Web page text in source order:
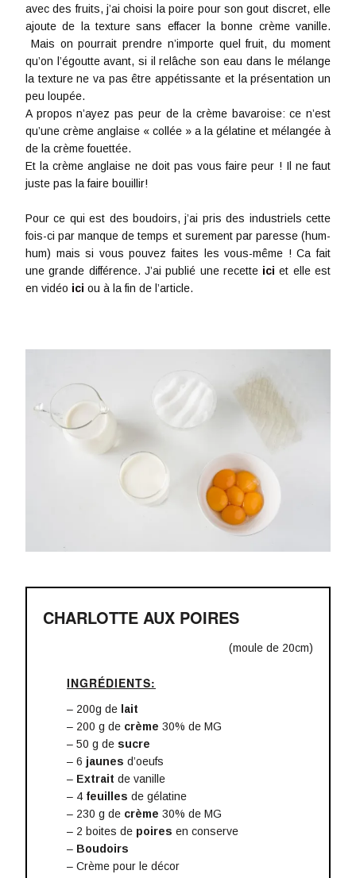
avec des fruits, j’ai choisi la poire pour son gout discret, elle
ajoute de la texture sans effacer la bonne crème vanille.
Mais on pourrait prendre n’importe quel fruit, du moment
qu’on l’égoutte avant, si il relâche son eau dans le mélange
la texture ne va pas être appétissante et la présentation un
peu loupée.
A propos n’ayez pas peur de la crème bavaroise: ce n’est
qu’une crème anglaise « collée » a la gélatine et mélangée à
de la crème fouettée.
Et la crème anglaise ne doit pas vous faire peur ! Il ne faut
juste pas la faire bouillir!
Pour ce qui est des boudoirs, j’ai pris des industriels cette
fois-ci par manque de temps et surement par paresse (hum-
hum) mais si vous pouvez faites les vous-même ! Ca fait
une grande différence. J’ai publié une recetteici et elle est
en vidéo ici ou à la fin de l’article.
CHARLOTTE AUX POIRES
(moule de 20cm)
INGRÉDIENTS:
– 200g de lait
– 200 g de crème 30% de MG
– 50 g de sucre
– 6 jaunes d’oeufs
– Extrait de vanille
– 4 feuilles de gélatine
– 230 g de crème 30% de MG
– 2 boites de poires en conserve
– Boudoirs
– Crème pour le décor